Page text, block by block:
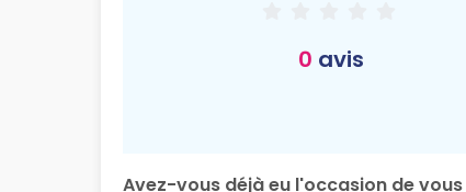
0 avis
Avez-vous déjà eu l'occasion de